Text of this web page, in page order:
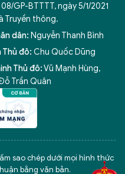
GP-BTTTT, ngày 5/1/2021
Truyền thông.
dân: Nguyễn Thanh Bình
Thủ đô: Chu Quốc Dũng
Thủ đô:Vũ Mạnh Hùng,
Trần Quân
sao chép dưới mọi hình thức
bằng văn bản.
giải pháp xử lý điểm nghẽn của